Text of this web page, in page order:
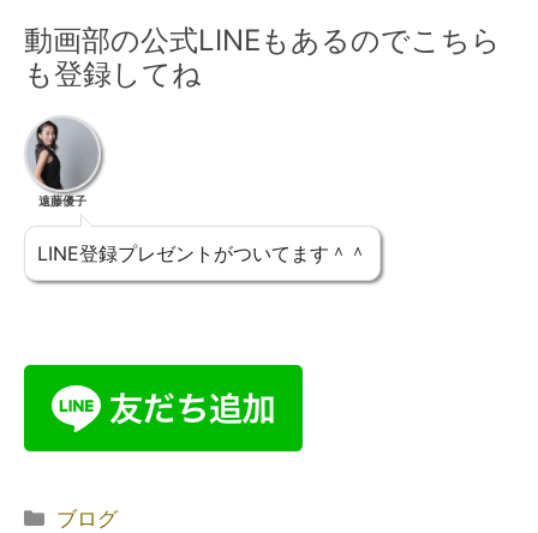
動画部の公式LINEもあるのでこちら
も登録してね
遠藤優子
LINE登録プレゼントがついてます＾＾
ブログ